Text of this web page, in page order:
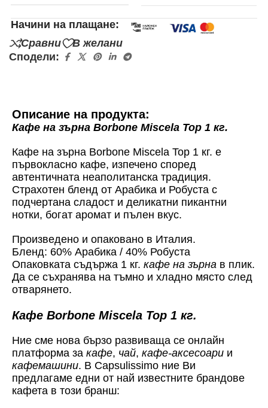
Начини на плащане:
Сравни
В желани
Сподели:
Описание на продукта:
Кафе на зърна Borbone Miscela Top 1 кг.
Кафе на зърна Borbone Miscela Top 1 кг. e
първокласно кафе, изпечено според
автентичната неаполитанска традиция.
Страхотен бленд от Арабика и Робуста с
подчертана сладост и деликатни пикантни
нотки, богат аромат и пълен вкус.
Произведено и опаковано в Италия.
Бленд: 60% Арабика / 40% Робуста
Опаковката съдържа 1 кг. кафе на зърна в плик.
Да се съхранява на тъмно и хладно място след
отварянето.
Кафе Borbone Miscela Top 1 кг.
Ние сме нова бързо развиваща се онлайн
платформа за кафе, чай, кафе-аксесоари и
кафемашини. В Capsulissimo ние Ви
предлагаме едни от най известните брандове
кафета в този бранш: